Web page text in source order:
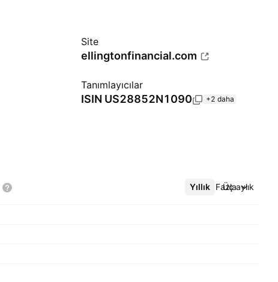
Site
ellingtonfinancial.com
Tanımlayıcılar
ISIN US28852N1090 +2 daha
Yıllık Üç aylık
Daha Fazla